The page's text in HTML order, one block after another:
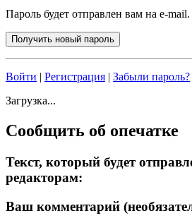
Пароль будет отправлен вам на e-mail.
Войти | Регистрация | Забыли пароль?
Загрузка...
Сообщить об опечатке
Текст, который будет
редакторам:
Ваш комментарий